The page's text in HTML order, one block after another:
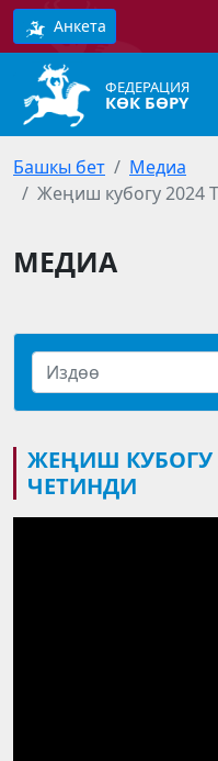
Анкета
ФЕДЕРАЦИЯ
КӨК БӨРҮ
Башкы бет
Медиа
Жеңиш кубогу 2024
МЕДИА
ЖЕҢИШ КУБОГУ
ЧЕТИНДИ